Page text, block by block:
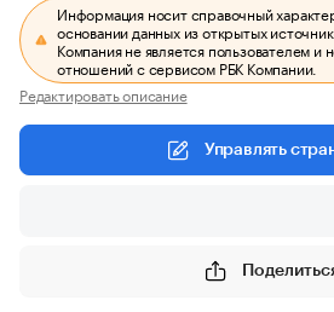
Информация носит справочный
основании данных из открытых
Компания не является пользователем и
отношений с сервисом РБК Компании.
Редактировать описание
Управлять